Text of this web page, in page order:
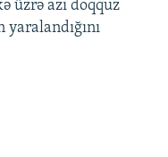
üzrə azı doqquz